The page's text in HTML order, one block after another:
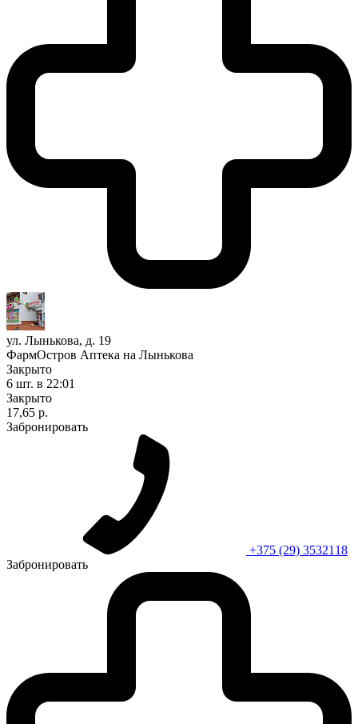
ул. Лынькова, д. 19
ФармОстров Аптека на Лынькова
Закрыто
6 шт. в 22:01
Закрыто
17,65 р.
Забронировать
+375 (29) 3532118
Забронировать